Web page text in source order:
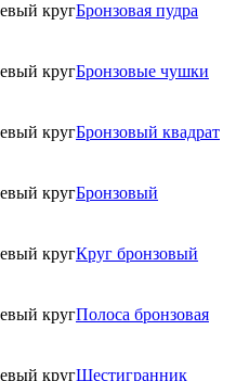
Бронзовая пудра
Бронзовые чушки
Бронзовый квадрат
Бронзовый
Круг бронзовый
Полоса бронзовая
Шестигранник